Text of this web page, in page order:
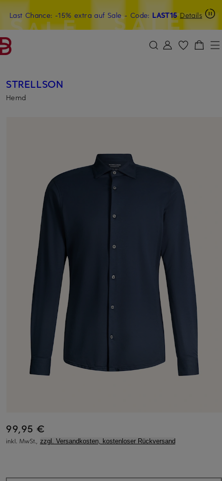
ZUM HAUPTINHALT ÜBERSPRINGEN ZUM SUCHFELD ÜBERSPRINGEN
Last Chance: -15% extra auf Sale- Code: LAST15 Details
15€-Willkommensgutschein mit Beyond sichern
STRELLSON
Hemd
99,95 €
inkl. MwSt., zzgl. Versandkosten, kostenloser Rückversand